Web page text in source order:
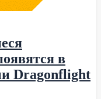
в
Dragonflight